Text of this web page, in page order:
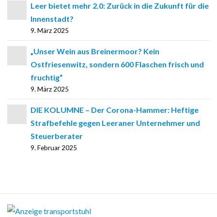
Leer bietet mehr 2.0: Zurück in die Zukunft für die
Innenstadt?
9. März 2025
„Unser Wein aus Breinermoor? Kein
Ostfriesenwitz, sondern 600 Flaschen frisch und
fruchtig“
9. März 2025
DIE KOLUMNE – Der Corona-Hammer: Heftige
Strafbefehle gegen Leeraner Unternehmer und
Steuerberater
9. Februar 2025